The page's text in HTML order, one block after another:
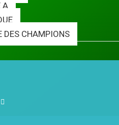
A
DES CHAMPIONS